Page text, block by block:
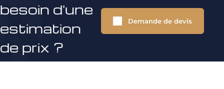
besoin d'une
estimation
de prix ?
Demande de devis